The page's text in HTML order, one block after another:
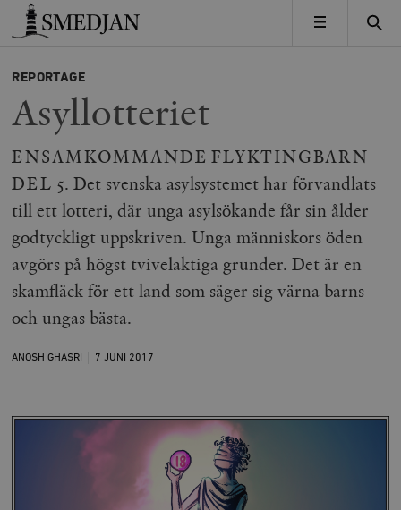
Timbro
MENY
REPORTAGE
Asyllotteriet
ENSAMKOMMANDE FLYKTINGBARN
DEL 5. Det svenska asylsystemet har förvandlats
till ett lotteri, där unga asylsökande får sin ålder
godtyckligt uppskriven. Unga människors öden
avgörs på högst tvivelaktiga grunder. Det är en
skamfläck för ett land som säger sig värna barns
och ungas bästa.
ANOSH GHASRI 7 JUNI 2017